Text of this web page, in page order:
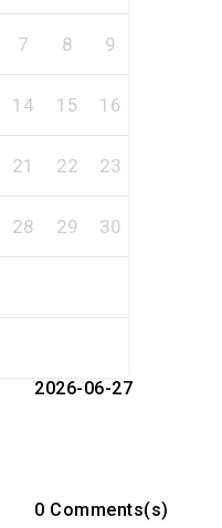
7 8 9
14 15 16
21 22 23
28 29 30
2026-06-27
0 Comments(s)